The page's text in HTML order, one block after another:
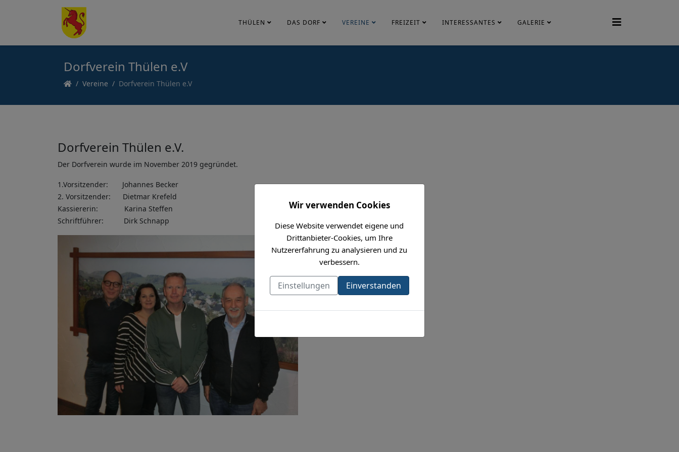
THÜLEN DAS DORF VEREINE FREIZEIT INTERESSANTES GALERIE
Dorfverein Thülen e.V
Vereine Dorfverein Thülen e.V
Dorfverein Thülen e.V.
Der Dorfverein wurde im November 2019 gegründet.
1.Vorsitzender: Johannes Becker
2. Vorsitzender: Dietmar Krefeld
Kassiererin: Karina Steffen
Schriftführer: Dirk Schnapp
Wir verwenden Cookies
Diese Website verwendet eigene und
Drittanbieter-Cookies, um Ihre
Nutzererfahrung zu analysieren und zu
verbessern.
Einstellungen Einverstanden